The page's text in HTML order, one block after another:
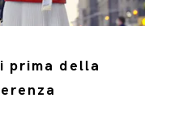
prima della